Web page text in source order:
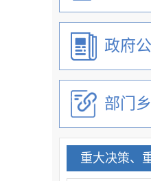
政府
部门
重大决策、